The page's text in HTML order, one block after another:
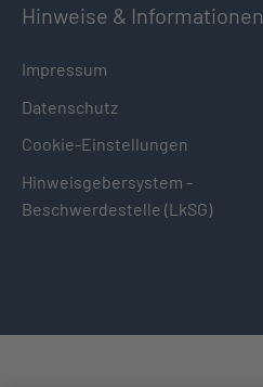
Hinweise & Informationen
Impressum
Datenschutz
Cookie-Einstellungen
Hinweisgebersystem -
Beschwerdestelle (LkSG)